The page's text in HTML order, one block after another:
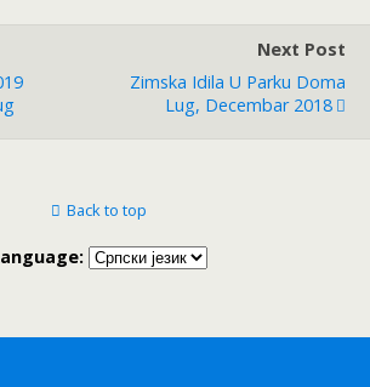
Next Post
Zimska Idila U Parku Doma
Lug, Decembar 2018
Back to top